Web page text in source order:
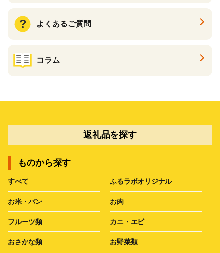
よくあるご質問
コラム
返礼品を探す
ものから探す
すべて ふるラボオリジナル
お米・パン お肉
フルーツ類 カニ・エビ
おさかな類 お野菜類